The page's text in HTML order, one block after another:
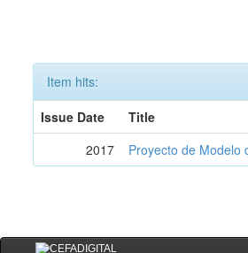
Item hits:
Issue Date
Title
2017
Proyecto de Modelo